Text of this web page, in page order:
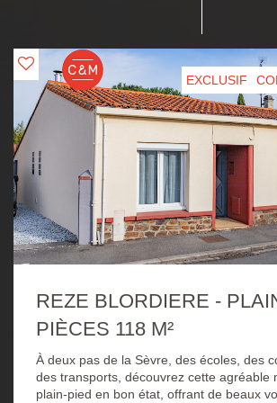
EXCLUSIF
REZE BLORDIERE -
PIÈCES 118 M²
À deux pas de la Sèvre, des écoles, des
des transports, découvrez cette agréable
plain-pied en bon état, offrant de beaux